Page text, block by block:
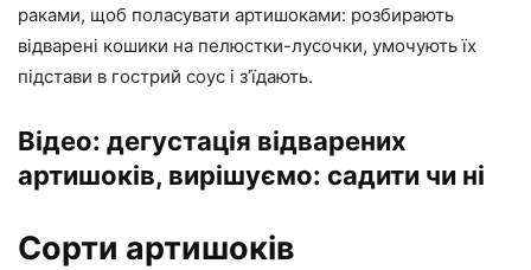
раками, щоб поласувати артишоками: розбирають
відварені кошики на пелюстки-лусочки, умочують їх
підстави в гострий соус і з’їдають.
Відео: дегустація відварених
артишоків, вирішуємо: садити чи ні
Сорти артишоків